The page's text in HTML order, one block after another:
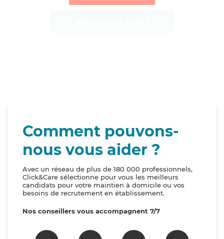
Comment pouvons-
nous vous aider ?
Avec un réseau de plus de 180 000 professionnels,
Click&Care sélectionne pour vous les meilleurs
candidats pour votre maintien à domicile ou vos
besoins de recrutement en établissement.
Nos conseillers vous accompagnent 7/7